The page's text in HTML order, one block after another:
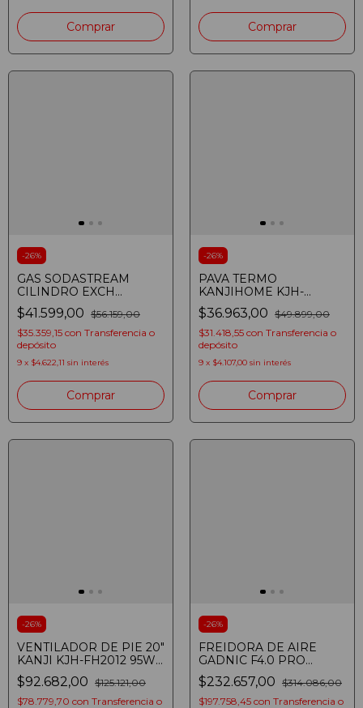
-26%
GAS SODASTREAM
CILINDRO EXCH
ALCOJET 60L
$41.599,00 $56.159,00
$35.359,15 con Transferencia o
depósito
9 x $4.622,11 sin interés
-26%
PAVA TERMO
KANJIHOME KJH-
PE15006M-S 1.8L SILVER
$36.963,00 $49.899,00
$31.418,55 con Transferencia o
depósito
9 x $4.107,00 sin interés
-26%
VENTILADOR DE PIE 20"
KANJI KJH-FH2012 95W
3 VELOCIDADES
CONTROL REMOTO
CROMADO
$92.682,00 $125.121,00
$78.779,70 con Transferencia o
-26%
FREIDORA DE AIRE
GADNIC F4.0 PRO
FREI0003 SIN ACEITE
1400W 4LTS DIGITAL
PINZA
$232.657,00 $314.086,00
$197.758,45 con Transferencia o